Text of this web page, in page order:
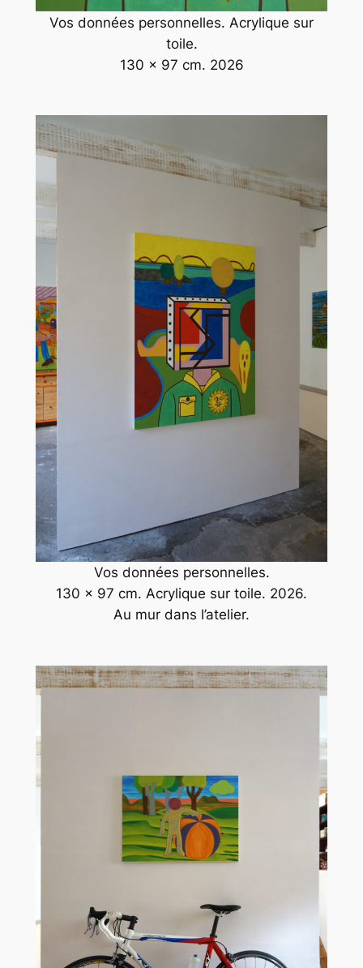
Vos données personnelles. Acrylique sur
toile.
130 x 97 cm. 2026
Vos données personnelles.
130 x 97 cm. Acrylique sur toile. 2026.
Au mur dans l’atelier.